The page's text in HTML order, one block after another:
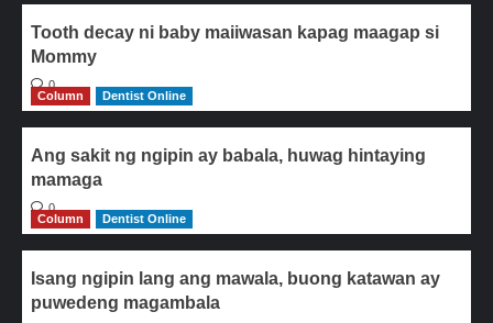
Tooth decay ni baby maiiwasan kapag maagap si
Mommy
0
Column
Dentist Online
Ang sakit ng ngipin ay babala, huwag hintaying
mamaga
0
Column
Dentist Online
Isang ngipin lang ang mawala, buong katawan ay
puwedeng magambala